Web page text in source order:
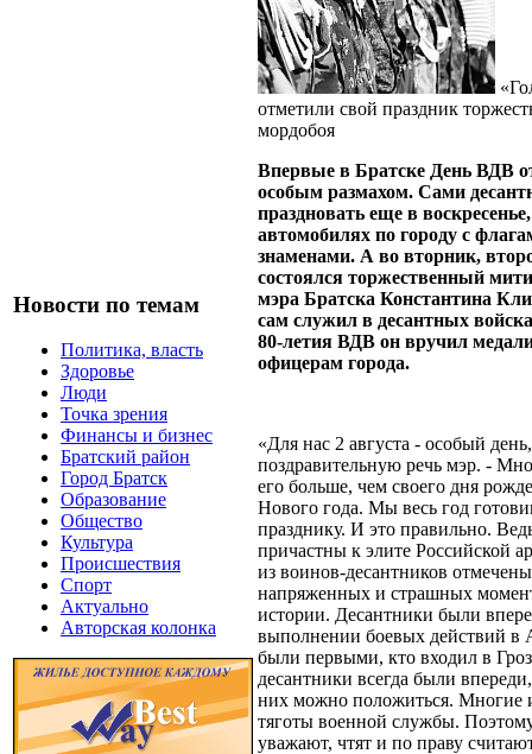
Новости по темам
Политика, власть
Здоровье
Люди
Точка зрения
Финансы и бизнес
Братский район
Город Братск
Образование
Общество
Культура
Происшествия
Спорт
Актуально
Авторская колонка
отметили свой праздник
мордобоя
Впервые в Братске День ВДВ
особым размахом. Сами
праздновать еще в
автомобилях по городу с
знаменами. А во вторник,
состоялся торжественный
мэра Братска Константина
сам служил в десантных
80-летия ВДВ он вручил
офицерам города.
«Для нас 2 августа - особый
поздравительную речь мэр. -
его больше, чем своего дня
Нового года. Мы весь год
празднику. И это правильно.
причастны к элите Российской
из воинов-десантников
напряженных и страшных
истории. Десантники были
выполнении боевых действий в
были первыми, кто входил в
десантники всегда были
них можно положиться. Многие
тяготы военной службы.
уважают, чтят и по праву